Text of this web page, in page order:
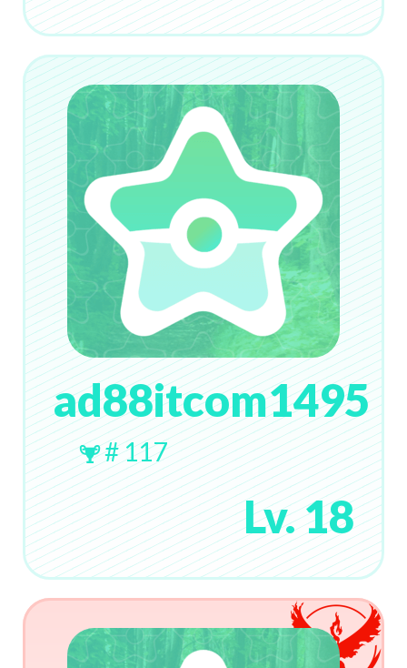
ad88itcom1495
# 117
Lv. 18